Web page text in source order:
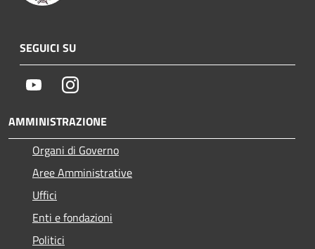
SEGUICI SU
YoutubeInstagram
AMMINISTRAZIONE
Organi di Governo
Aree Amministrative
Uffici
Enti e fondazioni
Politici